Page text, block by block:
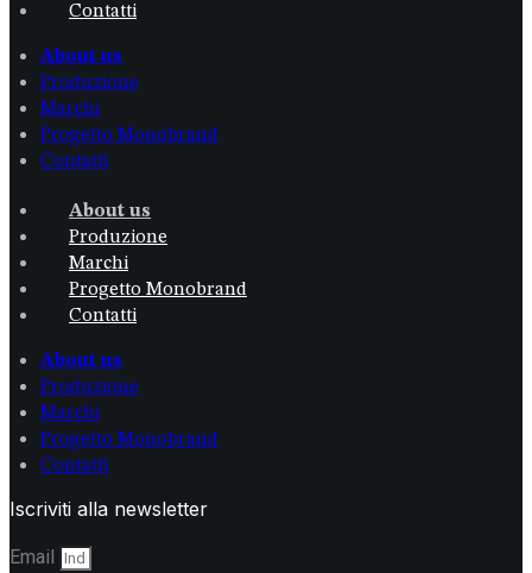
Contatti
About us
Produzione
Marchi
Progetto Monobrand
Contatti
About us
Produzione
Marchi
Progetto Monobrand
Contatti
About us
Produzione
Marchi
Progetto Monobrand
Contatti
Iscriviti alla newsletter
Email